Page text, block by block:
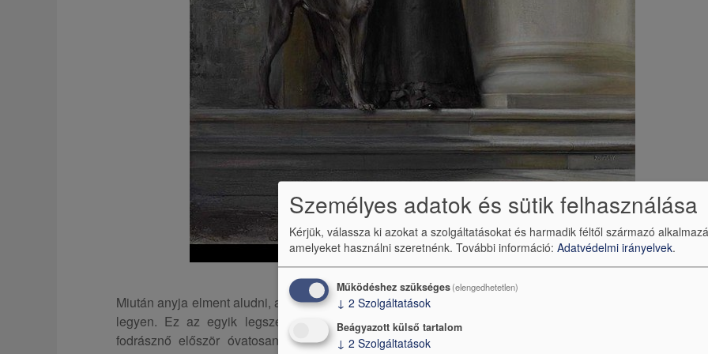
Miután anyja elment aludni, a csodaszép Erzsébet nagymama megengedte neki, hogy a fésülködésnél ott
legyen. Ez az egyik legszebb emléke róla. Lenyűgözte a szertartás, amelynek részese lehetett. A
fodrásznő először óvatosan kibontotta a híres koronafrizurát, ami hosszú perceket vett igénybe. Ő
Személyes adatok és sütik felhasználása
Kérjük, válassza ki azokat a szolgáltatásokat és harmadik féltől származó
amelyeket használni szeretnénk. További információ: Adatvédelmi irányelvek.
Működéshez szükséges(elengedhetetlen)
↓ 2 Szolgáltatások
Beágyazott külső tartalom
↓ 2 Szolgáltatások